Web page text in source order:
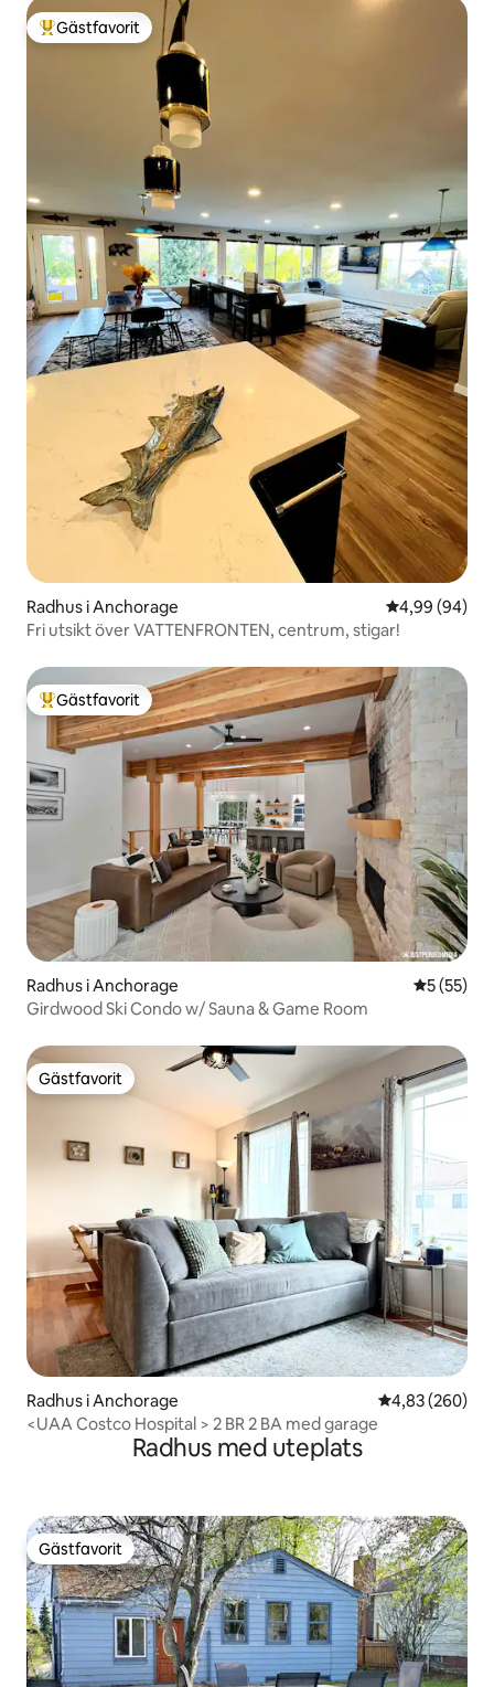
Populär gästfavorit
Gästfavorit
Radhus i Anchorage 4,99 av 5 i
4,99 (94)
Fri utsikt över VATTENFRONTEN, centrum, stigar!
Populär gästfavorit
Gästfavorit
Radhus i Anchorage 5 av 5 i
5 (55)
Girdwood Ski Condo w/ Sauna & Game Room
Gästfavorit
Gästfavorit
Radhus i Anchorage 4,83 av 5 i
4,83 (260)
<UAA Costco Hospital > 2 BR 2 BA med garage
Radhus med uteplats
Gästfavorit
Gästfavorit